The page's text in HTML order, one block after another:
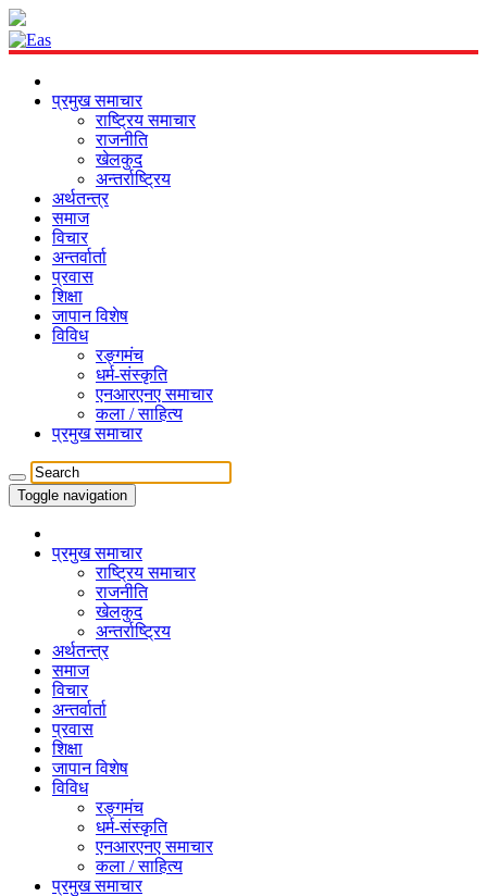
प्रमुख समाचार
राष्ट्रिय समाचार
राजनीति
खेलकुद
अन्तर्राष्ट्रिय
अर्थतन्त्र
समाज
विचार
अन्तर्वार्ता
प्रवास
शिक्षा
जापान विशेष
विविध
रङ्गमंच
धर्म-संस्कृति
एनआरएनए समाचार
कला / साहित्य
प्रमुख समाचार
Toggle navigation
प्रमुख समाचार
राष्ट्रिय समाचार
राजनीति
खेलकुद
अन्तर्राष्ट्रिय
अर्थतन्त्र
समाज
विचार
अन्तर्वार्ता
प्रवास
शिक्षा
जापान विशेष
विविध
रङ्गमंच
धर्म-संस्कृति
एनआरएनए समाचार
कला / साहित्य
प्रमुख समाचार